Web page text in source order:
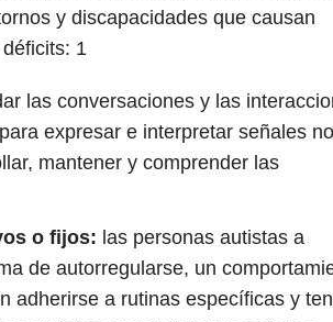
y discapacidades que causan
1
las conversaciones y las
expresar e interpretar señales no
mantener y comprender las
o fijos: las personas autistas a
de autorregularse, un
adherirse a rutinas específicas y